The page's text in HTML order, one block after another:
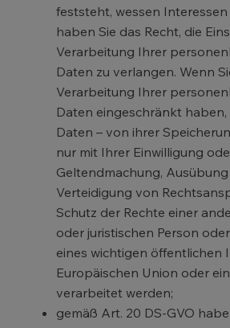
feststeht, wessen
haben Sie das Recht, die
Verarbeitung Ihrer
Daten zu verlangen. Wenn
Verarbeitung Ihrer
Daten eingeschränkt haben,
Daten – von ihrer
nur mit Ihrer Einwilligung
Geltendmachung,
Verteidigung von
Schutz der Rechte einer
oder juristischen Person
eines wichtigen öffentlichen
Europäischen Union oder
verarbeitet werden;
gemäß Art. 20 DS-GVO